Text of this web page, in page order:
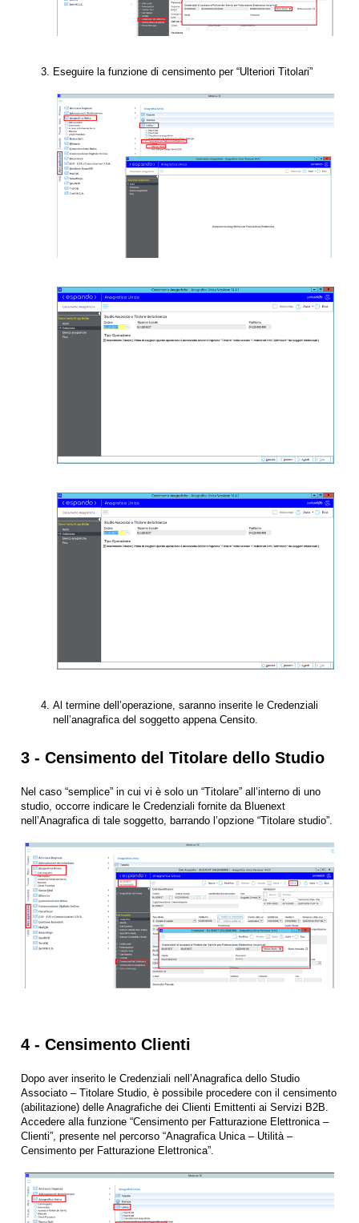
Eseguire la funzione di censimento per “Ulteriori Titolari”
Al termine dell’operazione, saranno inserite le Credenziali
nell’anagrafica del soggetto appena Censito.
3 - Censimento del Titolare dello Studio
Nel caso “semplice” in cui vi è solo un “Titolare” all’interno di uno
studio, occorre indicare le Credenziali fornite da Bluenext
nell’Anagrafica di tale soggetto, barrando l’opzione “Titolare studio”.
4 - Censimento Clienti
Dopo aver inserito le Credenziali nell’Anagrafica dello Studio
Associato – Titolare Studio, è possibile procedere con il censimento
(abilitazione) delle Anagrafiche dei Clienti Emittenti ai Servizi B2B.
Accedere alla funzione “Censimento per Fatturazione Elettronica –
Clienti”, presente nel percorso “Anagrafica Unica – Utilità –
Censimento per Fatturazione Elettronica”.